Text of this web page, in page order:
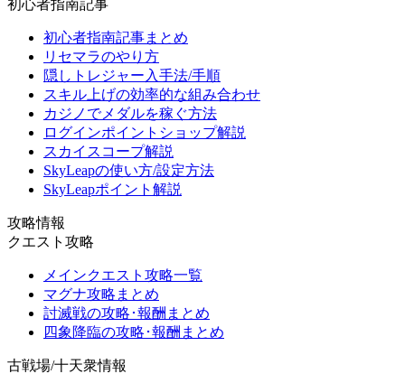
初心者指南記事
初心者指南記事まとめ
リセマラのやり方
隠しトレジャー入手法/手順
スキル上げの効率的な組み合わせ
カジノでメダルを稼ぐ方法
ログインポイントショップ解説
スカイスコープ解説
SkyLeapの使い方/設定方法
SkyLeapポイント解説
攻略情報
クエスト攻略
メインクエスト攻略一覧
マグナ攻略まとめ
討滅戦の攻略･報酬まとめ
四象降臨の攻略･報酬まとめ
古戦場/十天衆情報